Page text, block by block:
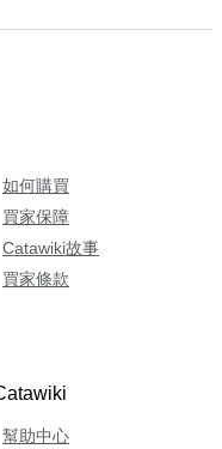
如何購買
買家保障
Catawiki故事
買家條款
幫助中心